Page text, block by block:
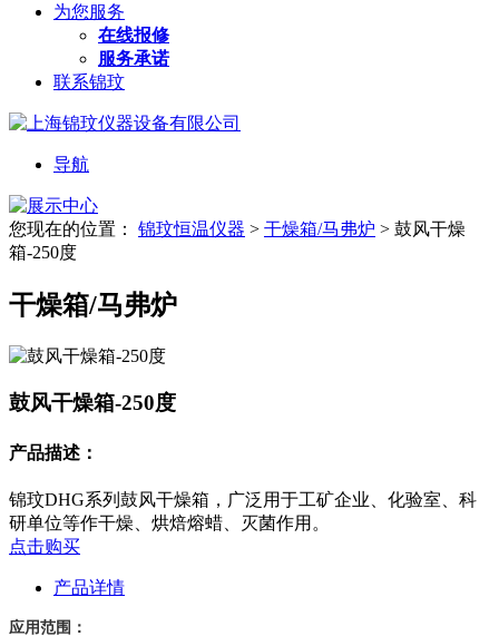
为您服务
在线报修
服务承诺
联系锦玟
导航
您现在的位置： 锦玟恒温仪器 > 干燥箱/马弗炉 > 鼓风干燥
箱-250度
干燥箱/马弗炉
鼓风干燥箱-250度
产品描述：
锦玟DHG系列鼓风干燥箱，广泛用于工矿企业、化验室、科
研单位等作干燥、烘焙熔蜡、灭菌作用。
点击购买
产品详情
应用范围：